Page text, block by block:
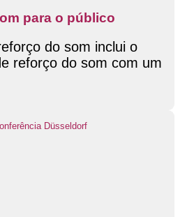
para o público
do som inclui o
reforço do som com um